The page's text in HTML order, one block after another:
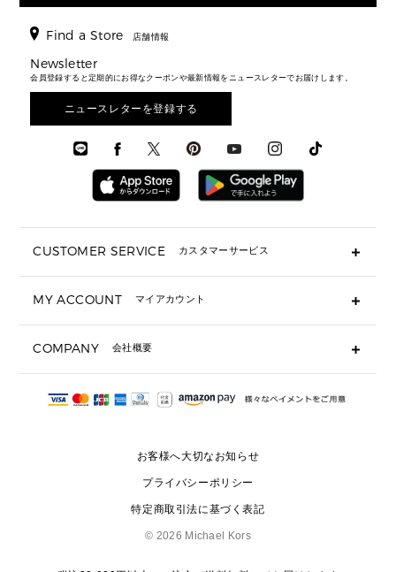
ウェア
アクセサリー
時計・ジュエリー
アクセサリー
メンズ バッグ
メンズ 財布・小物
メンズ シューズ
メンズ ウェア
メンズ 時計・その他
▶ メンズすべて
メンズ財布・小物
メンズアクセサリー
メンズウェア
トラベル
3 IN 1 / 2 IN 1 バッグ
▶ メンズすべて
▶ メンズすべて
ジャケット・アウター
▶ メンズすべて
▶ メンズすべて
▶ バッグすべて
通勤・通学アイテム
3 IN 1 バッグ
ミニ財布・フラグメントケース
▶ 小物すべて
定期ケース・カードケース・名刺入れ
サンダル
スニーカー
▶ ウェア
財布・小物
時計・ジュエリー
アクセサリー
エディターレビュー
Find a Store 店舗情報
Newsletter
会員登録すると定期的にお得なクーポンや最新情報をニュースレターでお届けします。
ニュースレターを登録する
CUSTOMER SERVICE カスタマーサービス
ギフト用にラッピングができますか？
ショッピングバッグを購入商品分送ってもらえますか？
注文後に完了メールが受信できないのですが？
サイズ交換はできますか？
MY ACCOUNT マイアカウント
COMPANY 会社概要
会社概要
お客様へ大切なお知らせ
プライバシーポリシー
特定商取引法に基づく表記
© 2026 Michael Kors